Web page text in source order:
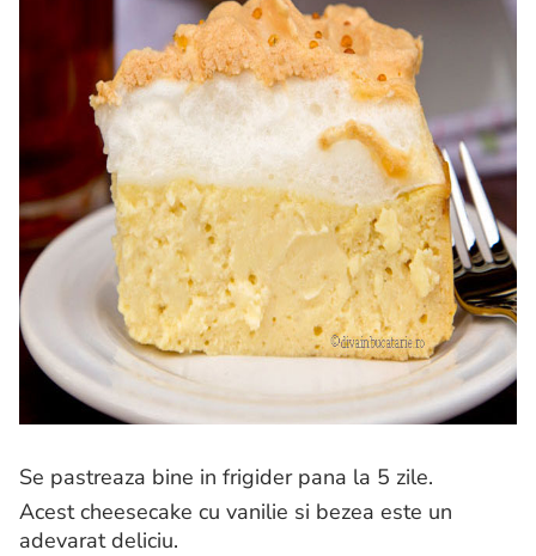
Se pastreaza bine in frigider pana la 5 zile.
Acest cheesecake cu vanilie si bezea este un
adevarat deliciu.